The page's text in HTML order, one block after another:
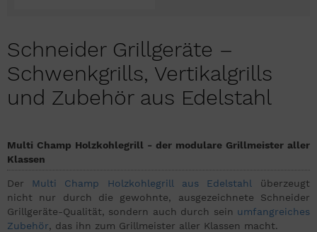
Schneider Grillgeräte –
Schwenkgrills, Vertikalgrills
und Zubehör aus Edelstahl
Multi Champ Holzkohlegrill - der modulare Grillmeister aller
Klassen
Der Multi Champ Holzkohlegrill aus Edelstahl überzeugt
nicht nur durch die gewohnte, ausgezeichnete Schneider
Grillgeräte-Qualität, sondern auch durch sein umfangreiches
Zubehör, das ihn zum Grillmeister aller Klassen macht.